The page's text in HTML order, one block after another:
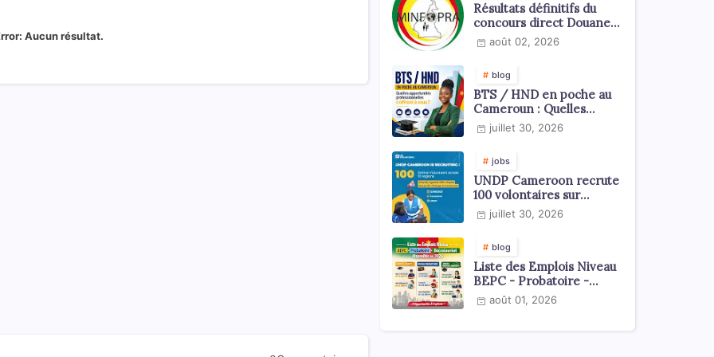
Aucun résultat.
Résultats définitifs du
concours direct Douanes
2026août 02, 2026
blog
BTS / HND en poche au
Cameroun : Quelles
opportunités
professionnelles s'offrent
juillet 30, 2026
jobs
UNDP Cameroon recrute
100 volontaires sur
l'échelle du territoire
national
juillet 30, 2026
blog
Liste des Emplois Niveau
BEPC - Probatoire -
Baccalauréat dispoblible
en 2026
août 01, 2026